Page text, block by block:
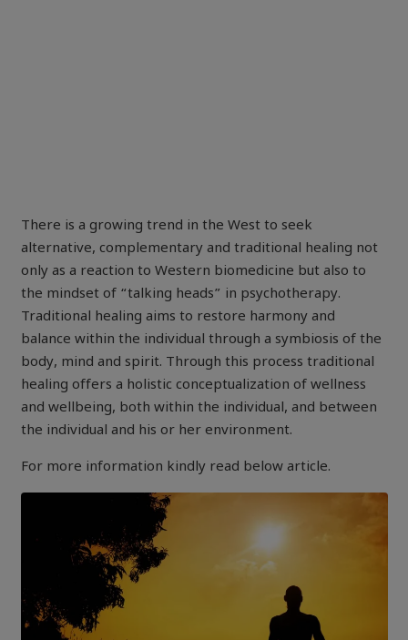
There is a growing trend in the West to seek
alternative, complementary and traditional healing not
only as a reaction to Western biomedicine but also to
the mindset of “talking heads” in psychotherapy.
Traditional healing aims to restore harmony and
balance within the individual through a symbiosis of the
body, mind and spirit. Through this process traditional
healing offers a holistic conceptualization of wellness
and wellbeing, both within the individual, and between
the individual and his or her environment.
For more information kindly read below article.